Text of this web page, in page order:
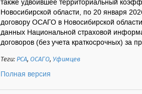
также удвоившее территориальный
Новосибирской области, по 20 января
договору ОСАГО в Новосибирской
данных Национальной страховой
договоров (без учета краткосрочных) за
Теги:РСА,ОСАГО, Уфимцев
Полная версия